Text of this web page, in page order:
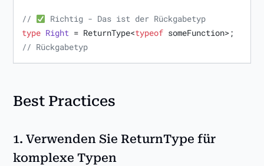
//
Richtig - Das ist der Rückgabetyp
type Right = ReturnType<typeof
// Rückgabetyp
Best Practices
1. Verwenden Sie ReturnType für
komplexe Typen